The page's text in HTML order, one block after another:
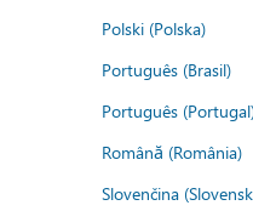
Polski (Polska)
Português (Brasil)
Português
Română (România)
Slovenčina